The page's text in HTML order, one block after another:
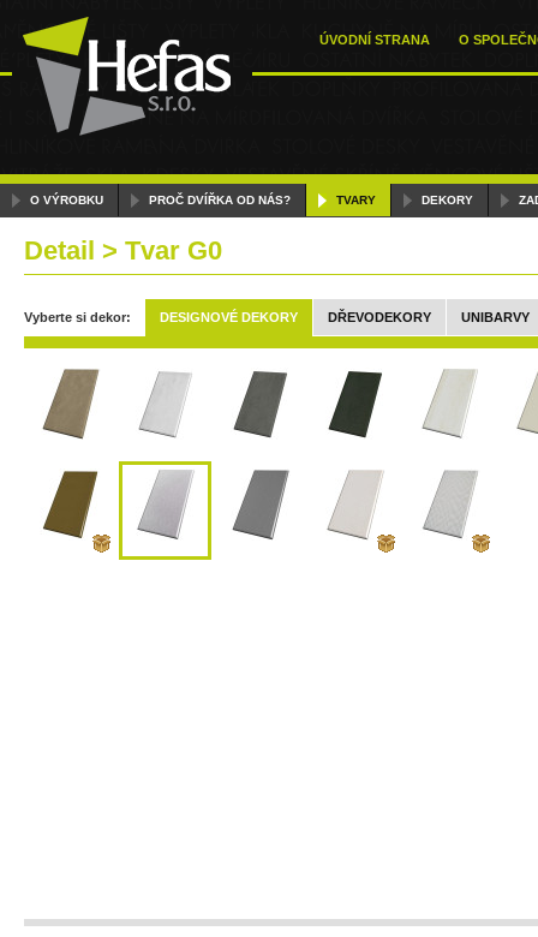
ÚVODNÍ STRANA O
O VÝROBKU PROČ DVÍŘKA OD NÁS? TVARY DEKORY
Detail > Tvar G0
Vyberte si dekor: DESIGNOVÉ DEKORY DŘEVODEKORY UNIBARVY